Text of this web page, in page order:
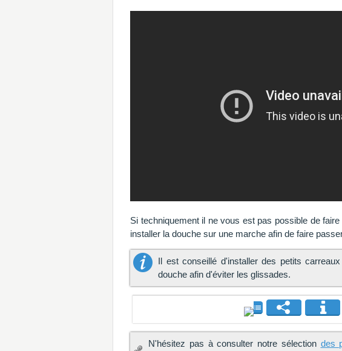
Si techniquement il ne vous est pas possible de
installer la douche sur une marche afin de faire
Il est conseillé d'installer des petits
douche afin d'éviter les glissades.
N'hésitez pas à consulter notre sélection des